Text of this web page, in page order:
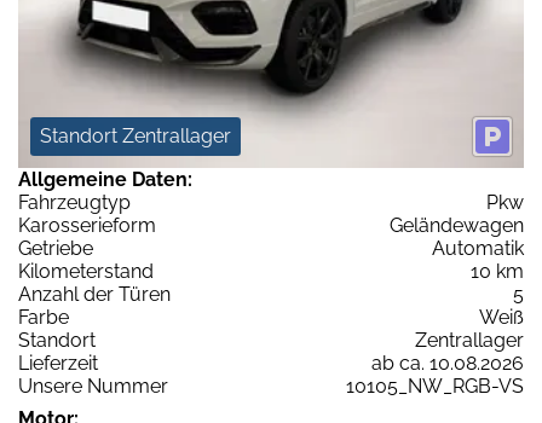
Standort Zentrallager
Allgemeine Daten:
Fahrzeugtyp
Pkw
Karosserieform
Geländewagen
Getriebe
Automatik
Kilometerstand
10 km
Anzahl der Türen
5
Farbe
Weiß
Standort
Zentrallager
Lieferzeit
ab ca. 10.08.2026
Unsere Nummer
10105_NW_RGB-VS